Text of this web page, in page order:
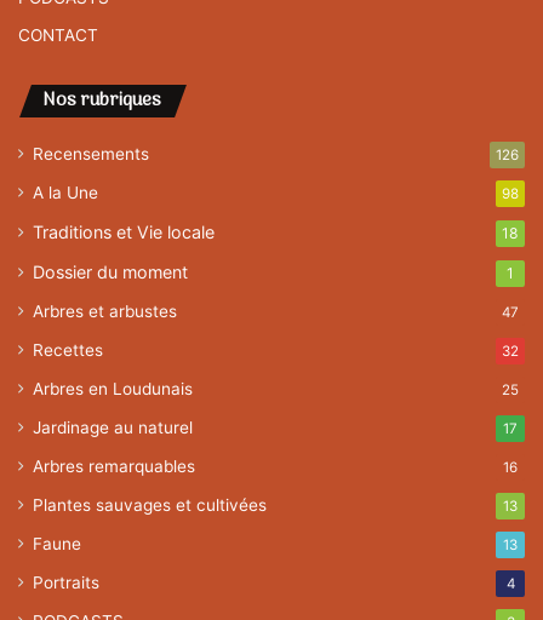
CONTACT
Nos rubriques
Recensements 126
A la Une 98
Traditions et Vie locale 18
Dossier du moment 1
Arbres et arbustes 47
Recettes 32
Arbres en Loudunais 25
Jardinage au naturel 17
Arbres remarquables 16
Plantes sauvages et cultivées 13
Faune 13
Portraits 4